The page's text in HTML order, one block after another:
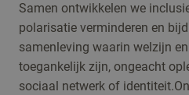
Samen ontwikkelen we
polarisatie verminderen en
samenleving waarin welzijn
toegankelijk zijn, ongeacht
sociaal netwerk of